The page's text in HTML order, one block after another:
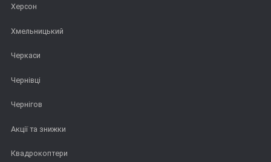
Херсон
Хмельницький
Черкаси
Чернівці
Чернігов
Акції та знижки
Квадрокоптери